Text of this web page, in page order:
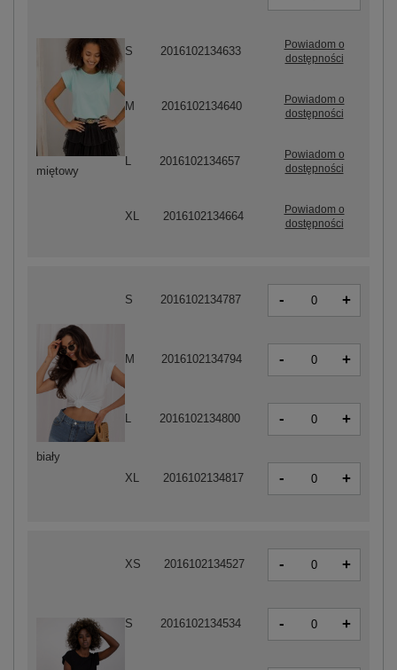
biały
S 2016102134787 - +
M 2016102134794 - +
L 2016102134800 - +
XL 2016102134817 - +
XS 2016102134527 - +
S 2016102134534 - +
miętowy
S 2016102134633
Powiadom o
dostępności
M 2016102134640
Powiadom o
dostępności
2016102134657
Powiadom o
dostępności
XL 2016102134664
Powiadom o
dostępności